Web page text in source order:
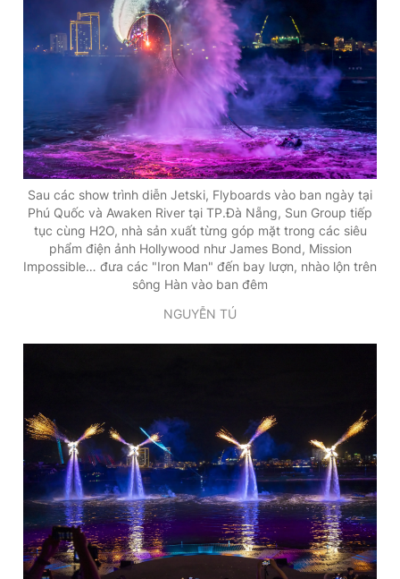
Tổng biên tập: Nguyễn Ngọc Toàn
Phó tổng biên tập thường trực: Hải Thành
Phó tổng biên tập: Lâm Hiếu Dũng
Phó tổng biên tập: Trần Việt Hưng
Tổng thư ký tòa soạn: Đức Trung
Giấy phép xuất bản số 110/GP - BTTTT cấp ngày 24.3.2020
© 2003-2026 Bản quyền thuộc về Báo Thanh Niên. Cấm sao
chép dưới mọi hình thức nếu không có sự chấp thuận bằng văn
bản. Phát triển bởi ePi Technologies, JSC.
Sau các show trình diễn Jetski, Flyboards vào ban ngày tại
Phú Quốc và Awaken River tại TP.Đà Nẵng, Sun Group tiếp
tục cùng H2O, nhà sản xuất từng góp mặt trong các siêu
phẩm điện ảnh Hollywood như James Bond, Mission
Impossible… đưa các "Iron Man" đến bay lượn, nhào lộn trên
sông Hàn vào ban đêm
NGUYỄN TÚ